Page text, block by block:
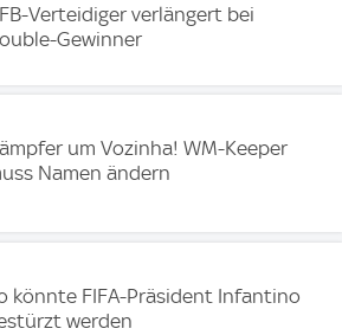
Verteidiger verlängert bei
Gewinner
um Vozinha! WM-Keeper
Namen ändern
könnte FIFA-Präsident Infantino
werden